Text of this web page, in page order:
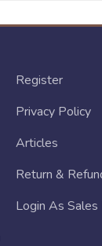
Register
Privacy Policy
Articles
Return &
Login As